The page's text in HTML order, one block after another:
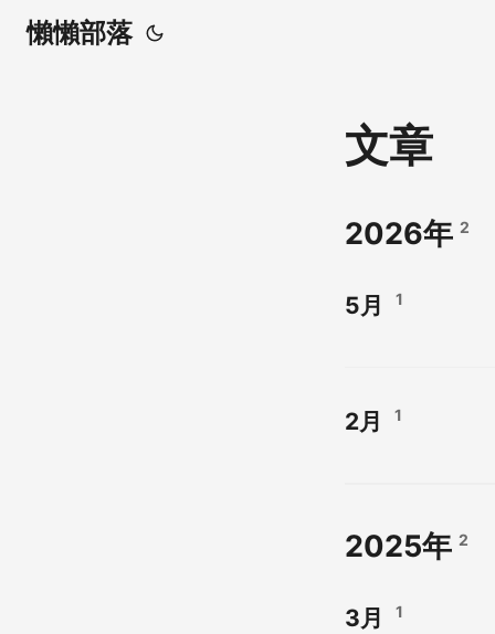
懶懶部落
文章
2026年 2
5月 1
2月 1
2025年 2
3月 1